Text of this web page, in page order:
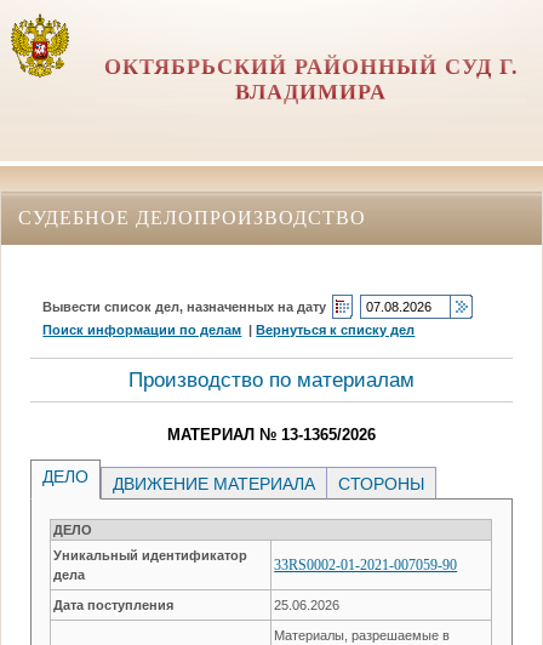
ОКТЯБРЬСКИЙ РАЙОННЫЙ СУД Г.
ВЛАДИМИРА
СУДЕБНОЕ ДЕЛОПРОИЗВОДСТВО
Вывести список дел, назначенных на дату
Поиск информации по делам |Вернуться к списку дел
Производство по материалам
МАТЕРИАЛ № 13-1365/2026
ДЕЛО ДВИЖЕНИЕ МАТЕРИАЛА СТОРОНЫ
ДЕЛО
Уникальный идентификатор
дела
33RS0002-01-2021-007059-90
Дата поступления 25.06.2026
Материалы, разрешаемые в